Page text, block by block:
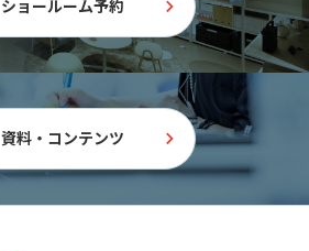
ショールーム予約
資料・コンテンツ